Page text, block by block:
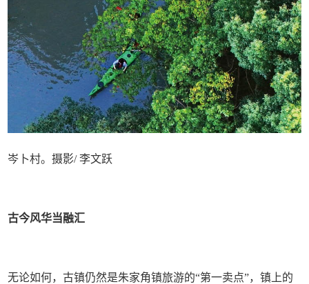
岑卜村。摄影/ 李文跃
古今风华当融汇
无论如何，古镇仍然是朱家角镇旅游的“第一卖点”，镇上的